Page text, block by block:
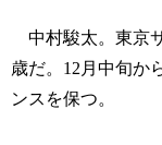
中村駿太。東京
歳だ。12月中旬か
ンスを保つ。